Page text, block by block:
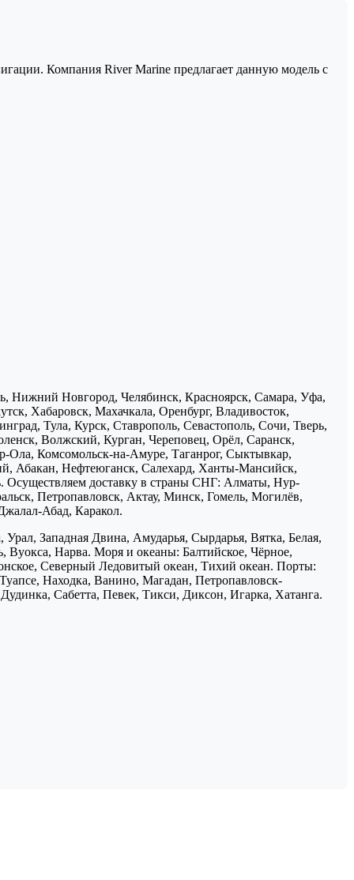
Компания River Marine предлагает данную модель с
Нижний Новгород, Челябинск, Красноярск, Самара, Уфа,
Хабаровск, Махачкала, Оренбург, Владивосток,
Тула, Курск, Ставрополь, Севастополь, Сочи, Тверь,
Волжский, Курган, Череповец, Орёл, Саранск,
Ола, Комсомольск-на-Амуре, Таганрог, Сыктывкар,
Абакан, Нефтеюганск, Салехард, Ханты-Мансийск,
доставку в страны СНГ: Алматы, Нур-
Петропавловск, Актау, Минск, Гомель, Могилёв,
Абад, Каракол.
Западная Двина, Амударья, Сырдарья, Вятка, Белая,
Нарва. Моря и океаны: Балтийское, Чёрное,
Северный Ледовитый океан, Тихий океан. Порты:
Находка, Ванино, Магадан, Петропавловск-
Сабетта, Певек, Тикси, Диксон, Игарка, Хатанга.